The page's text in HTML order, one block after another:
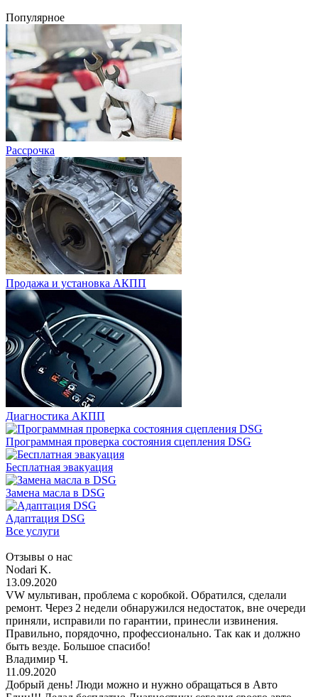
Популярное
Рассрочка
Продажа и установка АКПП
Диагностика АКПП
Программная проверка состояния сцепления DSG
Бесплатная эвакуация
Замена масла в DSG
Адаптация DSG
Все услуги
Отзывы о нас
Nodari K.
13.09.2020
VW мультиван, проблема с коробкой. Обратился, сделали
ремонт. Через 2 недели обнаружился недостаток, вне очереди
приняли, исправили по гарантии, принесли извинения.
Правильно, порядочно, профессионально. Так как и должно
быть везде. Большое спасибо!
Владимир Ч.
11.09.2020
Добрый день! Люди можно и нужно обращаться в Авто